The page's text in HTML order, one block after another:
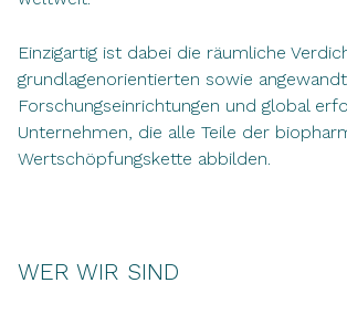
Einzigartig ist dabei die räumliche
grundlagenorientierten sowie
Forschungseinrichtungen und global
Unternehmen, die alle Teile der
Wertschöpfungskette abbilden.
WER WIR SIND